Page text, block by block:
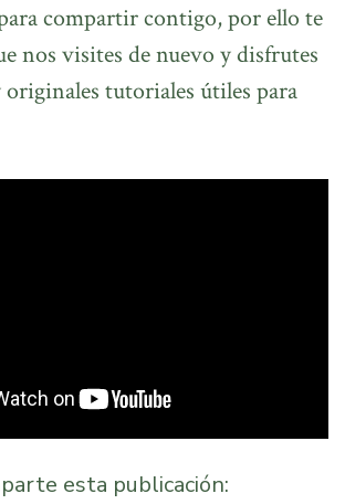
compartir contigo, por ello te
nos visites de nuevo y disfrutes
tutoriales útiles para
esta publicación: